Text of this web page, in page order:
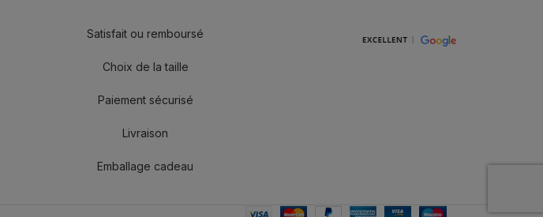
Satisfait ou remboursé
Choix de la taille
Paiement sécurisé
Livraison
Emballage cadeau